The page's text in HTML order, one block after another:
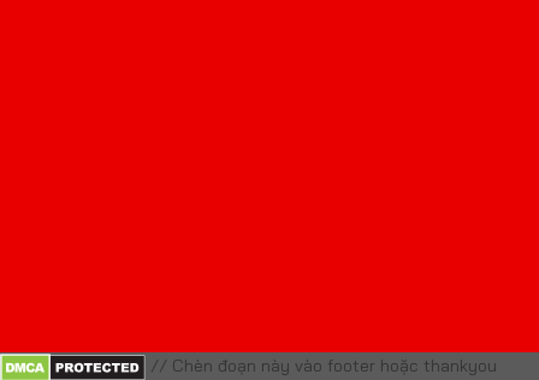
// Chèn đoạn này vào footer hoặc thankyou